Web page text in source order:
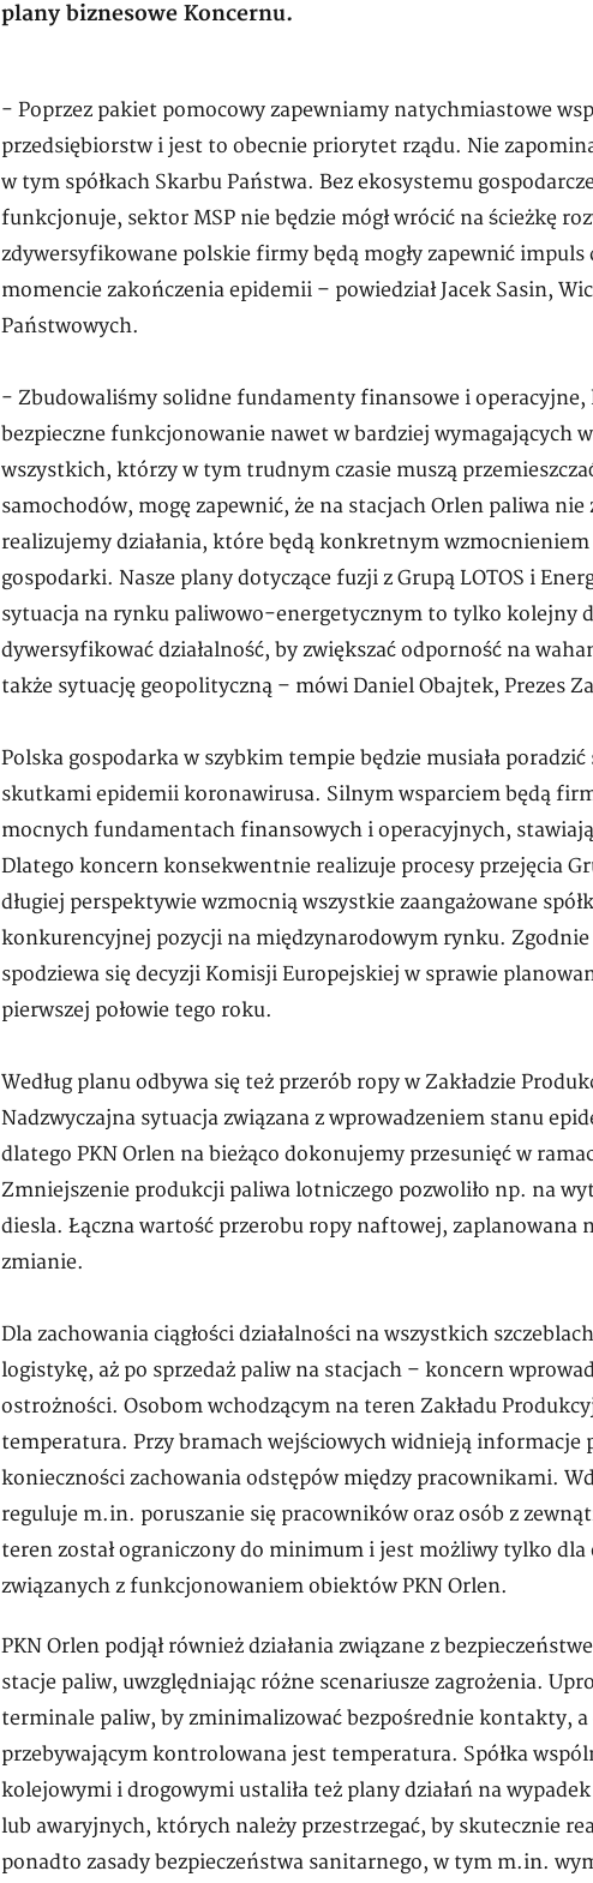
plany biznesowe Koncernu.
- Poprzez pakiet pomocowy zapewniamy natychmiastowe
przedsiębiorstw i jest to obecnie priorytet rządu. Nie
w tym spółkach Skarbu Państwa. Bez ekosystemu
funkcjonuje, sektor MSP nie będzie mógł wrócić na ścieżkę
zdywersyfikowane polskie firmy będą mogły zapewnić
momencie zakończenia epidemii – powiedział Jacek Sasin,
Państwowych.
- Zbudowaliśmy solidne fundamenty finansowe i
bezpieczne funkcjonowanie nawet w bardziej wymagających
wszystkich, którzy w tym trudnym czasie muszą
samochodów, mogę zapewnić, że na stacjach Orlen paliwa
realizujemy działania, które będą konkretnym
gospodarki. Nasze plany dotyczące fuzji z Grupą LOTOS i
sytuacja na rynku paliwowo-energetycznym to tylko kolejny
dywersyfikować działalność, by zwiększać odporność na
także sytuację geopolityczną – mówi Daniel Obajtek, Prezes
Polska gospodarka w szybkim tempie będzie musiała
skutkami epidemii koronawirusa. Silnym wsparciem będą
mocnych fundamentach finansowych i operacyjnych,
Dlatego koncern konsekwentnie realizuje procesy przejęcia
długiej perspektywie wzmocnią wszystkie zaangażowane
konkurencyjnej pozycji na międzynarodowym rynku. Zgodnie
spodziewa się decyzji Komisji Europejskiej w sprawie
pierwszej połowie tego roku.
Według planu odbywa się też przerób ropy w Zakładzie
Nadzwyczajna sytuacja związana z wprowadzeniem stanu
dlatego PKN Orlen na bieżąco dokonujemy przesunięć w
Zmniejszenie produkcji paliwa lotniczego pozwoliło np. na
diesla. Łączna wartość przerobu ropy naftowej, zaplanowana
zmianie.
Dla zachowania ciągłości działalności na wszystkich
logistykę, aż po sprzedaż paliw na stacjach – koncern
ostrożności. Osobom wchodzącym na teren Zakładu
temperatura. Przy bramach wejściowych widnieją informacje
konieczności zachowania odstępów między pracownikami.
reguluje m.in. poruszanie się pracowników oraz osób z
teren został ograniczony do minimum i jest możliwy tylko dla
związanych z funkcjonowaniem obiektów PKN Orlen.
PKN Orlen podjął również działania związane z
stacje paliw, uwzględniając różne scenariusze zagrożenia.
terminale paliw, by zminimalizować bezpośrednie kontakty,
przebywającym kontrolowana jest temperatura. Spółka
kolejowymi i drogowymi ustaliła też plany działań na
lub awaryjnych, których należy przestrzegać, by skutecznie
ponadto zasady bezpieczeństwa sanitarnego, w tym m.in.